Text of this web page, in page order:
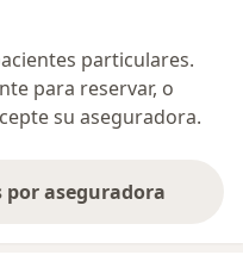
particulares.
para reservar, o
su aseguradora.
por aseguradora